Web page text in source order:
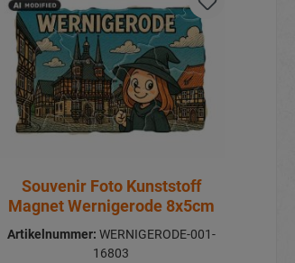
Souvenir Foto Kunststoff
Magnet Wernigerode 8x5cm
Artikelnummer: WERNIGERODE-001-
16803